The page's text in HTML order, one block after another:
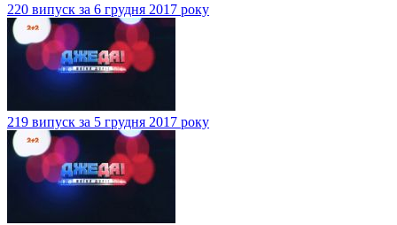
220 випуск за 6 грудня 2017 року
219 випуск за 5 грудня 2017 року